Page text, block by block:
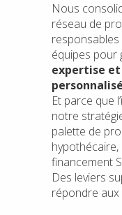
Nous
réseau de
équipes pour
expertise
personnalisé
Et parce que
notre
palette de
hypothécaire,
financement
Des leviers
répondre aux